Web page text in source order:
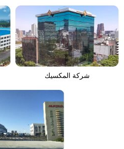
شركة المكسيك